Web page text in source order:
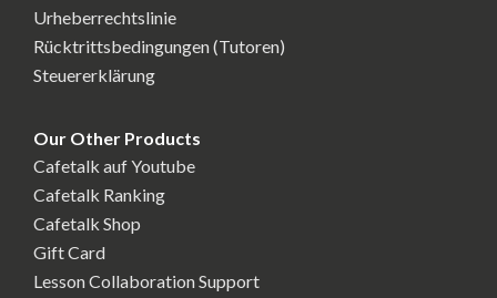
Urheberrechtslinie
Rücktrittsbedingungen (Tutoren)
Steuererklärung
Our Other Products
Cafetalk auf Youtube
Cafetalk Ranking
Cafetalk Shop
Gift Card
Lesson Collaboration Support